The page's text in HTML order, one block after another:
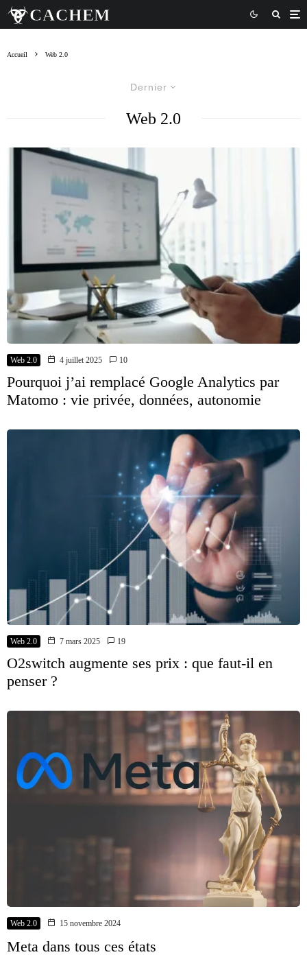
Accueil Web 2.0
Dernier
Web 2.0
Web 2.0 4 juillet 2025 10
Pourquoi j’ai remplacé Google Analytics par
Matomo : vie privée, données, autonomie
Web 2.0 7 mars 2025 19
O2switch augmente ses prix : que faut-il en
penser ?
Web 2.0 15 novembre 2024
Meta dans tous ces états